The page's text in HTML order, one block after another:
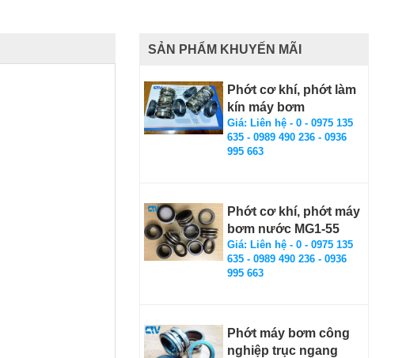
SẢN PHẨM KHUYẾN MÃI
Phớt cơ khí, phớt làm
kín máy bơm
Giá: Liên hệ - 0 - 0975 135
635 - 0989 490 236 - 0936
995 663
Phớt cơ khí, phớt máy
bơm nước MG1-55
Giá: Liên hệ - 0 - 0975 135
635 - 0989 490 236 - 0936
995 663
Phớt máy bơm công
nghiệp trục ngang